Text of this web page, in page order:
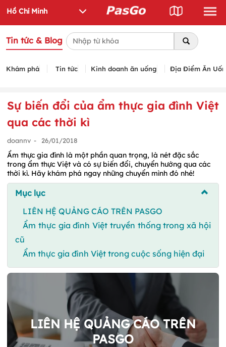
Tin tức & Blog
Khám phá Tin tức Kinh doanh ăn uống Địa Điểm Ăn
Sự biến đổi của ẩm thực gia đình Việt
qua các thời kì
doannv - 26/01/2018
Ẩm thực gia đình là một phần quan trọng, là nét đặc sắc
trong ẩm thực Việt và có sự biến đổi, chuyển hướng qua các
thời kì. Hãy khám phá ngay những chuyển mình đó nhé!
Mục lục
LIÊN HỆ QUẢNG CÁO TRÊN PASGO
Ẩm thực gia đình Việt truyền thống trong xã hội
cũ
Ẩm thực gia đình Việt trong cuộc sống hiện đại
LIÊN HỆ QUẢNG CÁO TRÊN
PASGO